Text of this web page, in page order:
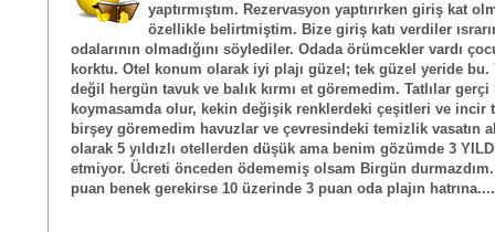
yaptırmıştım. Rezervasyon yaptırırken giriş kat
özellikle belirtmiştim. Bize giriş katı verdiler
odalarının olmadığını söylediler. Odada örümcekler vardı
korktu. Otel konum olarak iyi plajı güzel; tek güzel yeride bu.
değil hergün tavuk ve balık kırmı et göremedim. Tatlılar gerçi
koymasamda olur, kekin değişik renklerdeki çeşitleri ve incir
birşey göremedim havuzlar ve çevresindeki temizlik vasatın
olarak 5 yıldızlı otellerden düşük ama benim gözümde 3
etmiyor. Ücreti önceden ödememiş olsam Birgün durmazdım.
puan benek gerekirse 10 üzerinde 3 puan oda plajın hatrına....